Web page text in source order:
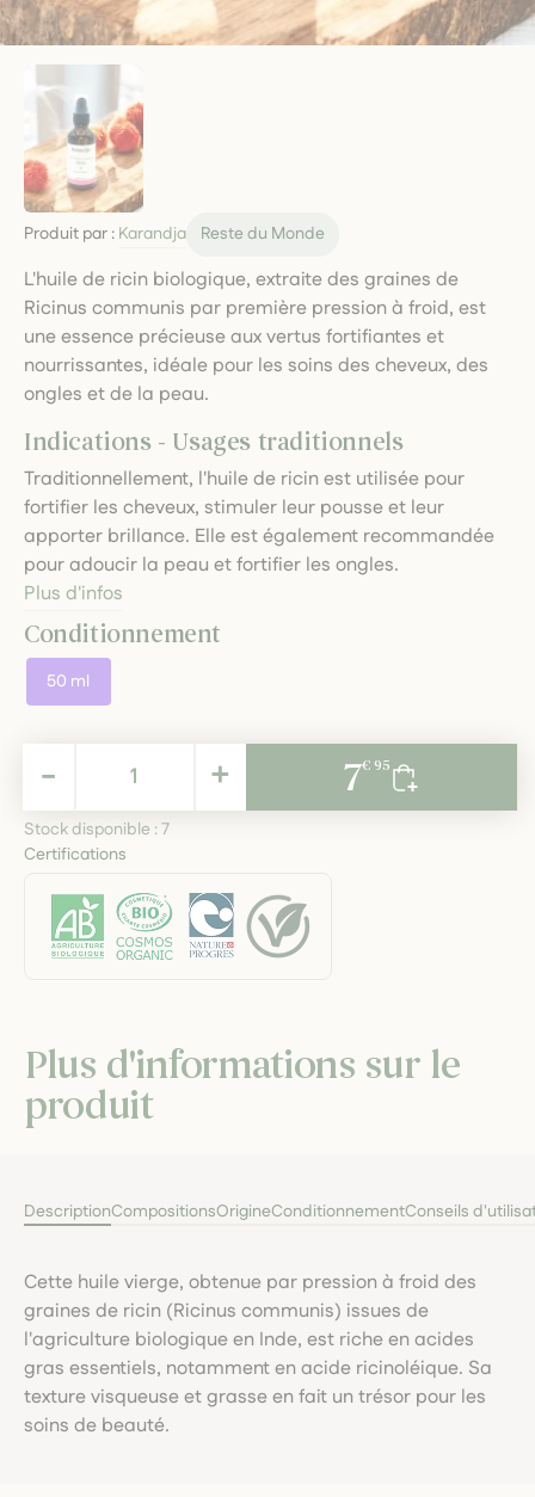
Produit par : Karandja Reste du Monde
L'huile de ricin biologique, extraite des graines de
Ricinus communis par première pression à froid, est
une essence précieuse aux vertus fortifiantes et
nourrissantes, idéale pour les soins des cheveux, des
ongles et de la peau.
Indications - Usages traditionnels
Traditionnellement, l'huile de ricin est utilisée pour
fortifier les cheveux, stimuler leur pousse et leur
apporter brillance. Elle est également recommandée
pour adoucir la peau et fortifier les ongles.
Plus d'infos
Conditionnement
50 ml
7,95 € +
- 7€ 95
Stock disponible :7
Certifications
Plus d'informations sur le
produit
DescriptionCompositionsOrigineConditionnementConseils
Cette huile vierge, obtenue par pression à froid des
graines de ricin (Ricinus communis) issues de
l'agriculture biologique en Inde, est riche en acides
gras essentiels, notamment en acide ricinoléique. Sa
texture visqueuse et grasse en fait un trésor pour les
soins de beauté.